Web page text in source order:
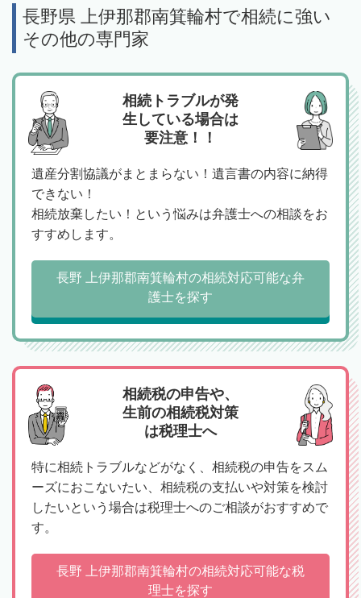
長野県 上伊那郡南箕輪村で相続に強い
その他の専門家
相続トラブルが発
生している場合は
要注意！！
遺産分割協議がまとまらない！遺言書の内容に納得
できない！
相続放棄したい！という悩みは弁護士への相談をお
すすめします。
長野 上伊那郡南箕輪村の相続対応可能な弁
護士を探す
相続税の申告や、
生前の相続税対策
は税理士へ
特に相続トラブルなどがなく、相続税の申告をスム
ーズにおこないたい、相続税の支払いや対策を検討
したいという場合は税理士へのご相談がおすすめで
す。
長野 上伊那郡南箕輪村の相続対応可能な税
理士を探す